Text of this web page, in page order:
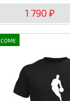
1 790₽
COME